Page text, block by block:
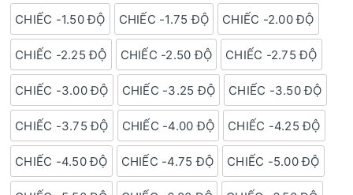
CHIẾC -1.50 ĐỘ CHIẾC -1.75 ĐỘ CHIẾC -2.00 ĐỘ
CHIẾC -2.25 ĐỘ CHIẾC -2.50 ĐỘ CHIẾC -2.75 ĐỘ
CHIẾC -3.00 ĐỘ CHIẾC -3.25 ĐỘ CHIẾC -3.50 ĐỘ
CHIẾC -3.75 ĐỘ CHIẾC -4.00 ĐỘ CHIẾC -4.25 ĐỘ
CHIẾC -4.50 ĐỘ CHIẾC -4.75 ĐỘ CHIẾC -5.00 ĐỘ